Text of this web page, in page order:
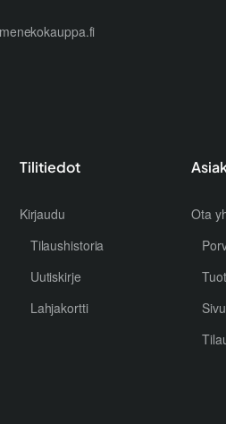
Tilitiedot
Kirjaudu
Tilaushistoria
Uutiskirje
Lahjakortti
Ota